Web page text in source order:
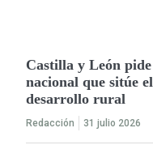
Castilla y León
nacional que sitúe
desarrollo rural
Redacción 31 julio 2026